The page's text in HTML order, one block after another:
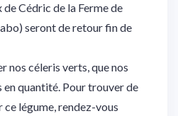
Cédric de la Ferme de
seront de retour fin de
nos céleris verts, que nos
quantité. Pour trouver de
ce légume, rendez-vous